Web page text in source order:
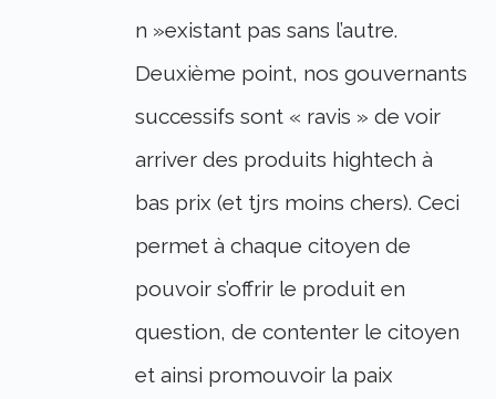
n »existant pas sans l’autre.
Deuxième point, nos gouvernants
successifs sont « ravis » de voir
arriver des produits hightech à
bas prix (et tjrs moins chers). Ceci
permet à chaque citoyen de
pouvoir s’offrir le produit en
question, de contenter le citoyen
et ainsi promouvoir la paix